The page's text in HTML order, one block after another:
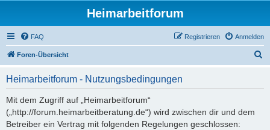
Heimarbeitforum
FAQ Anmelden
Registrieren
Foren-Übersicht
Heimarbeitforum - Nutzungsbedingungen
Mit dem Zugriff auf „Heimarbeitforum“
(„http://forum.heimarbeitberatung.de“) wird zwischen dir und dem
Betreiber ein Vertrag mit folgenden Regelungen geschlossen: